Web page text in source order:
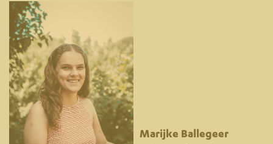
Marijke Ballegeer